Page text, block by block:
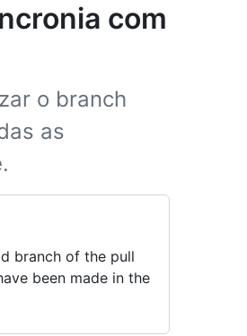
com
o branch
as
branch of the pull
been made in the